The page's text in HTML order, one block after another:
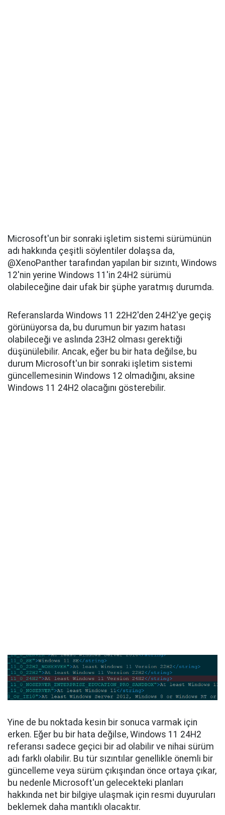
Microsoft'un bir sonraki işletim sistemi sürümünün
adı hakkında çeşitli söylentiler dolaşsa da,
@XenoPanther tarafından yapılan bir sızıntı, Windows
12'nin yerine Windows 11'in 24H2 sürümü
olabileceğine dair ufak bir şüphe yaratmış durumda.
Referanslarda Windows 11 22H2'den 24H2'ye geçiş
görünüyorsa da, bu durumun bir yazım hatası
olabileceği ve aslında 23H2 olması gerektiği
düşünülebilir. Ancak, eğer bu bir hata değilse, bu
durum Microsoft'un bir sonraki işletim sistemi
güncellemesinin Windows 12 olmadığını, aksine
Windows 11 24H2 olacağını gösterebilir.
Yine de bu noktada kesin bir sonuca varmak için
erken. Eğer bu bir hata değilse, Windows 11 24H2
referansı sadece geçici bir ad olabilir ve nihai sürüm
adı farklı olabilir. Bu tür sızıntılar genellikle önemli bir
güncelleme veya sürüm çıkışından önce ortaya çıkar,
bu nedenle Microsoft'un gelecekteki planları
hakkında net bir bilgiye ulaşmak için resmi duyuruları
beklemek daha mantıklı olacaktır.